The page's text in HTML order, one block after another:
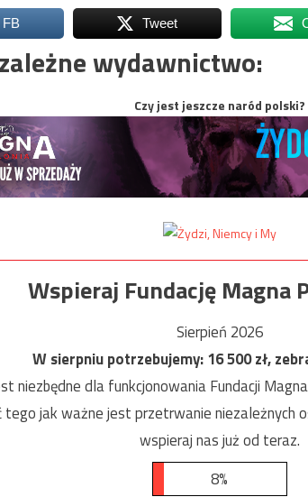
FB Tweet
wydawnictwo:
Czy jest jeszcze naród polski?
Wspieraj Fundację Magna
Sierpień 2026
W sierpniu potrzebujemy:16 500zł,
niezbędne dla funkcjonowania Fundacji
jak ważne jest przetrwanie niezależnych
wspieraj nas już od teraz.
8%